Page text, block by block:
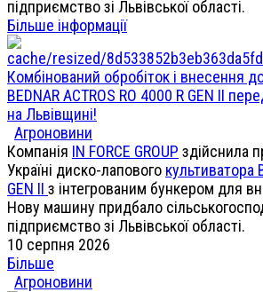
підприємство зі Львівської області.
Більше інформації
Комбінований обробіток і внесення
BEDNAR ACTROS RO 4000 R GEN II
на Львівщині!
Агроновини
Компанія IN FORCE GROUP здійснила
Україні диско-лапового культиватора
GEN II з інтегрованим бункером для
Нову машину придбало
підприємство зі Львівської області.
10 серпня 2026
Більше
Агроновини